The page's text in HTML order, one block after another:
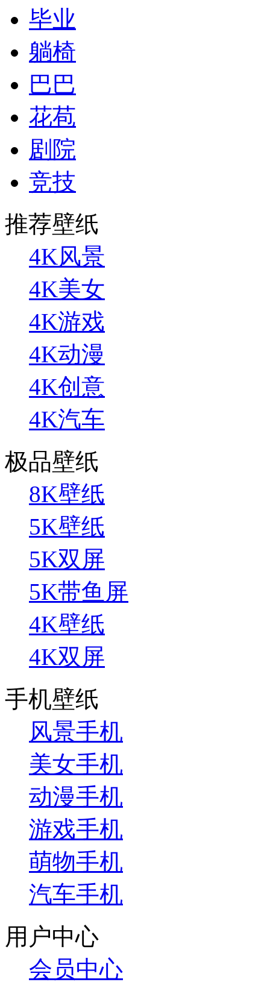
毕业
躺椅
巴巴
花苞
剧院
竞技
推荐壁纸
4K风景
4K美女
4K游戏
4K动漫
4K创意
4K汽车
极品壁纸
8K壁纸
5K壁纸
5K双屏
5K带鱼屏
4K壁纸
4K双屏
手机壁纸
风景手机
美女手机
动漫手机
游戏手机
萌物手机
汽车手机
用户中心
会员中心